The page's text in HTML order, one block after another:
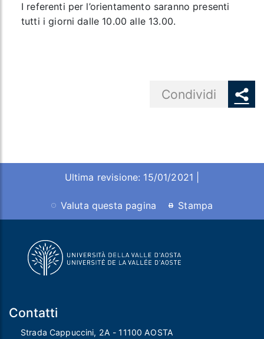
I referenti per l’orientamento saranno presenti
tutti i giorni dalle 10.00 alle 13.00.
Condividi
Ultima revisione: 15/01/2021 |
Valuta questa pagina Stampa
Contatti
Strada Cappuccini, 2A - 11100 AOSTA